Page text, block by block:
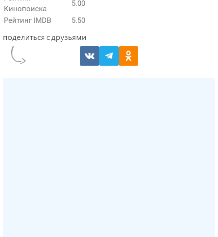
Кинопоиска
5.00
Рейтинг IMDB
5.50